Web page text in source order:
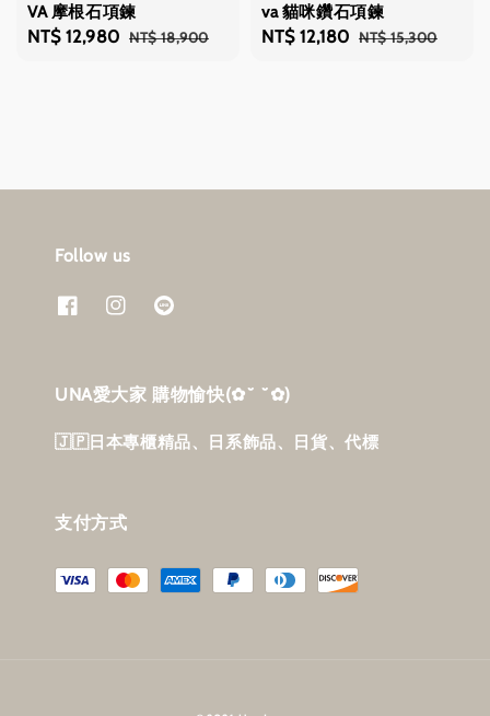
VA 摩根石項鍊
Sale
NT$ 12,980 Regular
NT$ 18,900
va 貓咪鑽石項鍊
Sale
NT$ 12,180 Regular
NT$ 15,300
Follow us
UNA愛大家 購物愉快‎(✿˘ ˘✿)
🇯🇵日本專櫃精品、日系飾品、日貨、代標
支付方式